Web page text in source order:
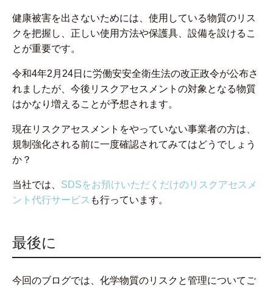
健康被害を出さないためには、使用している物質のリス
クを把握し、正しい使用方法や保護具、設備を設けるこ
とが重要です。
令和4年2月24日に労働安安全衛生法の改正政令が公布さ
れましたが、今後リスクアセスメントの対象となる物質
はかなり増えることが予想されます。
現在リスクアセスメントをやっていない事業者の方は、
規制強化される前に一度確認されてみてはどうでしょう
か？
当社では、 SDSをお預けいただくだけのリスクアセスメ
ント代行サービス も行っています。
最後に
今回のブログでは、化学物質のリスクと管理についてご